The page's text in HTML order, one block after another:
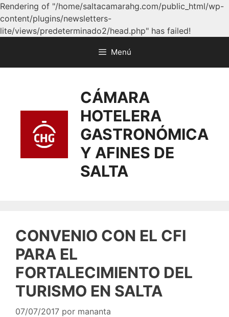
Rendering of "/home/saltacamarahg.com/public_html/wp-
content/plugins/newsletters-
lite/views/predeterminado2/head.php" has failed!
Menú
CÁMARA
HOTELERA
GASTRONÓMICA
Y AFINES DE
SALTA
CONVENIO CON EL CFI
PARA EL
FORTALECIMIENTO DEL
TURISMO EN SALTA
07/07/2017 por mananta